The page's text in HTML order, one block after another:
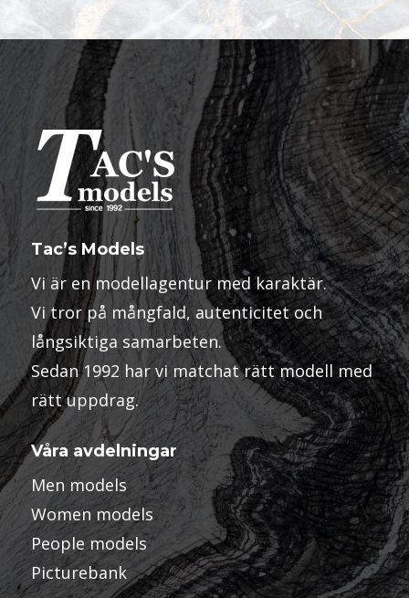
Tac’s Models
Vi är en modellagentur med karaktär.
Vi tror på mångfald, autenticitet och
långsiktiga samarbeten.
Sedan 1992 har vi matchat rätt modell med
rätt uppdrag.
Våra avdelningar
Men models
Women models
People models
Picturebank